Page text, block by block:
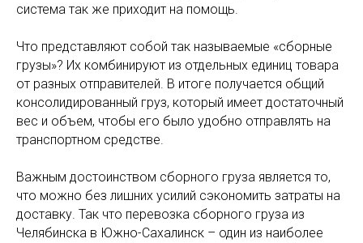
система так же приходит на помощь.
Что представляют собой так называемые «сборные
грузы»? Их комбинируют из отдельных единиц товара
от разных отправителей. В итоге получается общий
консолидированный груз, который имеет достаточный
вес и объем, чтобы его было удобно отправлять на
транспортном средстве.
Важным достоинством сборного груза является то,
что можно без лишних усилий сэкономить затраты на
доставку. Так что перевозка сборного груза из
Челябинска в Южно-Сахалинск – один из наиболее